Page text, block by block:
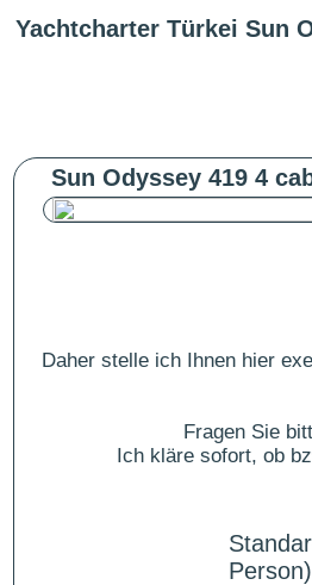
Yachtcharter Türkei Sun
Sun Odyssey 419 4
Daher stelle ich Ihnen hier
Fragen Sie
Ich kläre sofort, ob